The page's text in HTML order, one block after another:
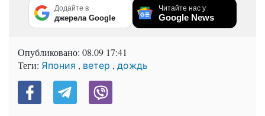
Додайте в
джерела Google
Читайте нас у
Google News
Опубликовано: 08.09 17:41
Теги: Япония , ветер , дождь